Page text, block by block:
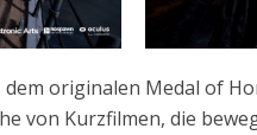
dem originalen Medal of
von Kurzfilmen, die